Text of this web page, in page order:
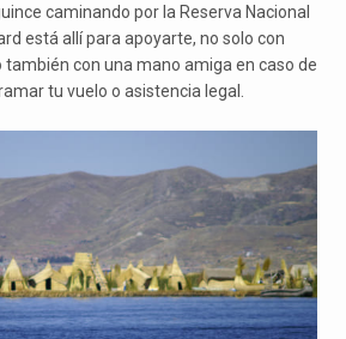
caminando por la Reserva Nacional
está allí para apoyarte, no solo con
con una mano amiga en caso de
tu vuelo o asistencia legal.